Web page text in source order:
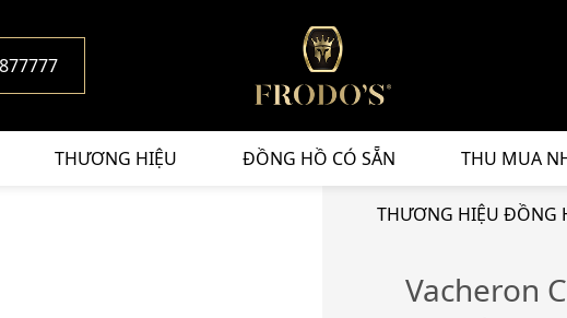
THƯƠNG HIỆU ĐỒNG HỒ CÓ SẴN THU MUA
THƯƠNG HIỆU ĐỒNG
Vacheron